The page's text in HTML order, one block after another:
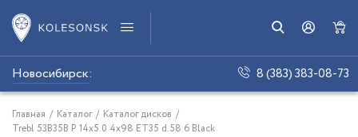
Новосибирск: 8 (383) 383-08-73
Главная / Каталог / Каталог дисков /
Trebl 53B35B P 14x5.0 4x98 ET35 d.58.6 Black